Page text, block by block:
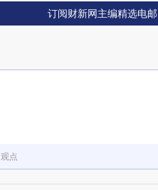
订阅财新网主编精选电邮
点